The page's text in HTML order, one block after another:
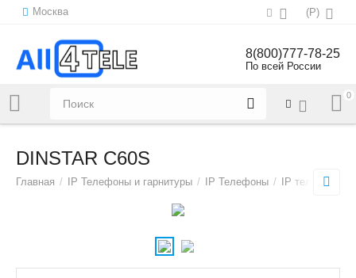
Москва (Р)
Напишите нам:sales@all4tele.com
8(800)777-78-25
По всей России
0
DINSTAR C60S
Главная / IP Телефоны и гарнитуры / IP Телефоны / IP телефоны